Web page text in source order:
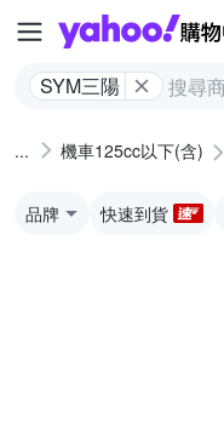
SYM三陽
機車125cc以下(含)
品牌 快速到貨